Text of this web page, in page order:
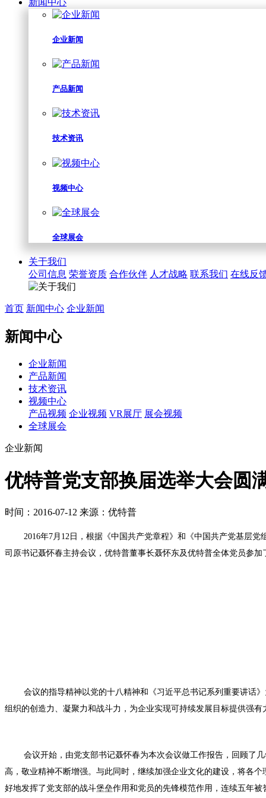
企业新闻
产品新闻
技术资讯
视频中心
全球展会
关于我们
公司信息 荣誉资质 合作伙伴 人才战略 联系我们 在线反
首页 新闻中心 企业新闻
新闻中心
企业新闻
产品新闻
技术资讯
视频中心
产品视频 企业视频 VR展厅 展会视频
全球展会
企业新闻
优特普党支部换届选举大会圆
时间：2016-07-12 来源：优特普
2016年7月12日，根据《中国共产党章程》和《中国共产党基层
司原书记聂怀春主持会议，优特普董事长聂怀东及优特普全体党员参加
会议的指导精神以党的十八精神和《习近平总书记系列重要讲话
组织的创造力、凝聚力和战斗力，为企业实现可持续发展目标提供强有
会议开始，由党支部书记聂怀春为本次会议做工作报告，回顾了
高，敬业精神不断增强。与此同时，继续加强企业文化的建设，将各
好地发挥了党支部的战斗堡垒作用和党员的先锋模范作用，连续五年